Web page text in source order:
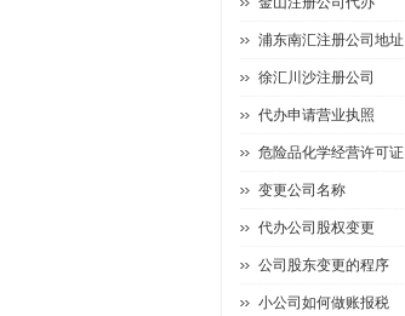
浦东南汇注册公司地址
徐汇川沙注册公司
代办申请营业执照
危险品化学经营许可证
变更公司名称
代办公司股权变更
公司股东变更的程序
小公司如何做账报税